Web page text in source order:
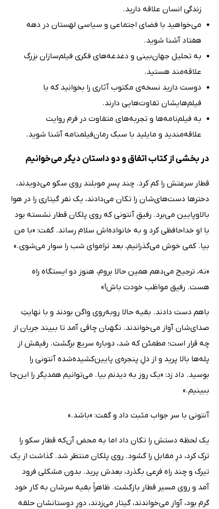
زندگی انسان علاقه دارید.
می‌خواهید با فضای اجتماعی و سیاسی لهستان در دهه‌
هفتاد آشنا شوید.
به تحلیل جهان‌بینی و دغدغه‌های فکری فیلم‌سازان بزرگ
علاقه‌مند هستید.
دوست دارید نسخه‌ی مکتوب آثاری را بخوانید که با
فیلم‌هایشان تفاوت‌هایی دارند.
به فیلم‌نامه‌ها و تجربه‌های متفاوت در فرم روایت
علاقه‌مندید و مایلید با سبک رمان‌فیلمنامه آشنا شوید.
در بخشی از کتاب اتفاق و دو داستان دیگر می‌خوانیم
قطار سرعتش را کم کرد. چند پسرِ موبلند روی سکو می‌دویدند،
دخترها دست‌های‌شان را تکان می‌دادند، یک نفر گیتاری را در هوا
بالاوپایین می‌برد. رفیقِ آنتونی که روی پلکان قطار نشسته بود
با او خداحافظی کرد و به خانواده‌اش سلام رساند. گفت: «با من
بیا. کمی خوش می‌گذرانیم، بعد تراموای شب را سوار می‌شوی.»
«نه، ترجیح می‌دهم همین حالا بروم، هنوز دو ایستگاه راه
هست. رفیق مواظب خودت باش!»
باهم دست دادند. بقیه حالا روبه‌روی واگن بودند و با نهایتِ
صدای‌شان آواز می‌خواندند. نگهبان چاقی آمد تا ببیند جریان از
چه قرار است؛ مطمئن که شد، دوباره سریع برگشت. رفیقش از
پله‌ها بالا پرید و از دلِ پنجره‌ی پایین‌کشیده‌شده آنتونی را
بوسید. داد زد: «یک روز به دیدنم بیا. می‌توانیم همدیگر را این‌جا
ببینیم.»
آنتونی با سر جواب مثبت داد و گفت: «باشد.»
یک لحظه دستش را تکان داد اما به محض آن‌که قطار سکو را
ترک کرد، درِ مقابل را گشود. روی پلکان منتظر شد. گذاشت از یک
تیرک و چند راه فرعی بگذرد، بعدش پرید. بدون مشکلی فرود
آمد و روی مسیر قطار بازگشت. ظاهراً بقیه سرشان به کار خود
گرم بود، آواز می‌خواندند، گیتار می‌زدند، دورِ دوستانشان حلقه